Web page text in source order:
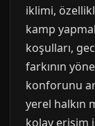
iklimi,
kamp
koşulları,
farkının
konforunu
yerel halkın
kolay erişim